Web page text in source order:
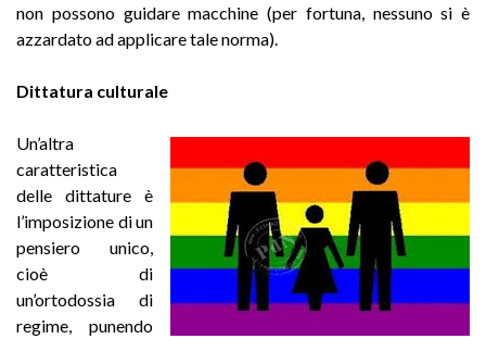
non possono guidare macchine (per fortuna, nessuno si è
azzardato ad applicare tale norma).
Dittatura culturale
Un’altra
caratteristica
delle dittature è
l’imposizione di un
pensiero unico,
cioè di
un’ortodossia di
regime, punendo